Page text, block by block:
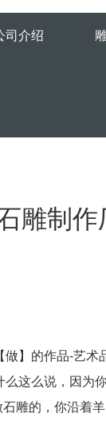
司介绍
雕制
】的作品-艺术
么这么说，因
雕的，你沿着